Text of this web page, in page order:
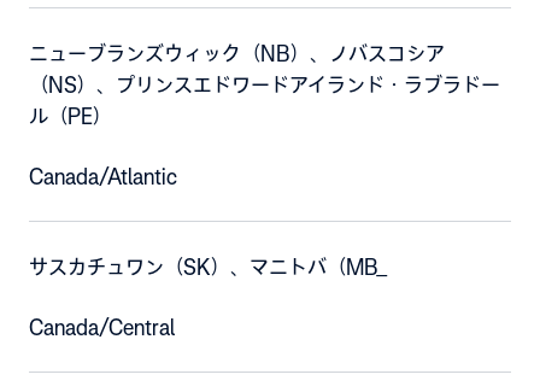
ニューブランズウィック（NB）、ノバスコシア
（NS）、プリンスエドワードアイランド・ラブラドー
ル（PE）
Canada/Atlantic
サスカチュワン（SK）、マニトバ（MB_
Canada/Central